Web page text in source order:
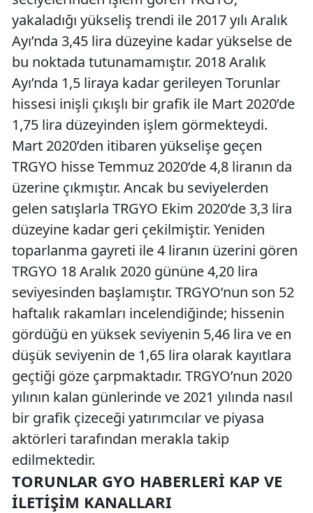
yakaladığı yükseliş trendi ile 2017 yılı Aralık
Ayı’nda 3,45 lira düzeyine kadar yükselse de
bu noktada tutunamamıştır. 2018 Aralık
Ayı’nda 1,5 liraya kadar gerileyen Torunlar
hissesi inişli çıkışlı bir grafik ile Mart 2020’de
1,75 lira düzeyinden işlem görmekteydi.
Mart 2020’den itibaren yükselişe geçen
TRGYO hisse Temmuz 2020’de 4,8 liranın da
üzerine çıkmıştır. Ancak bu seviyelerden
gelen satışlarla TRGYO Ekim 2020’de 3,3 lira
düzeyine kadar geri çekilmiştir. Yeniden
toparlanma gayreti ile 4 liranın üzerini gören
TRGYO 18 Aralık 2020 gününe 4,20 lira
seviyesinden başlamıştır. TRGYO’nun son 52
haftalık rakamları incelendiğinde; hissenin
gördüğü en yüksek seviyenin 5,46 lira ve en
düşük seviyenin de 1,65 lira olarak kayıtlara
geçtiği göze çarpmaktadır. TRGYO’nun 2020
yılının kalan günlerinde ve 2021 yılında nasıl
bir grafik çizeceği yatırımcılar ve piyasa
aktörleri tarafından merakla takip
edilmektedir.
TORUNLAR GYO HABERLERI KAP VE
İLETIŞIM KANALLARI